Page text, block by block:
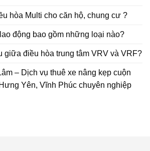
hòa Multi cho căn hộ, chung cư ?
động bao gồm những loại nào?
giữa điều hòa trung tâm VRV và VRF?
– Dịch vụ thuê xe nâng kẹp cuộn
Yên, Vĩnh Phúc chuyên nghiệp